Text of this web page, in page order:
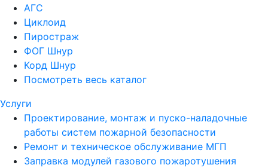
АГС
Циклоид
Пиростраж
ФОГ Шнур
Корд Шнур
Посмотреть весь каталог
Услуги
Проектирование, монтаж и пуско-наладочные
работы систем пожарной безопасности
Ремонт и техническое обслуживание МГП
Заправка модулей газового пожаротушения